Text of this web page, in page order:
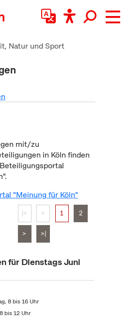
Natur und Sport
mit/zu
in Köln finden
"Meinung für Köln"
|< < 1 2
> >|
für Dienstags Juni
8 bis 16 Uhr
bis 12 Uhr